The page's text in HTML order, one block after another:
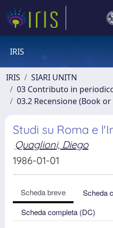
IRIS
IRIS
SIARI UNITN
03 Contributo in
03.2 Recensione (Book
Studi su Roma e
Quaglioni, Diego
1986-01-01
Scheda breve
Scheda
Scheda completa (DC)